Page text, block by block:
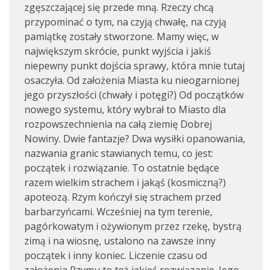
zgęszczającej się przede mną. Rzeczy chcą
przypominać o tym, na czyją chwałę, na czyją
pamiątkę zostały stworzone. Mamy więc, w
największym skrócie, punkt wyjścia i jakiś
niepewny punkt dojścia sprawy, która mnie tutaj
osaczyła. Od założenia Miasta ku nieogarnionej
jego przyszłości (chwały i potęgi?) Od początków
nowego systemu, który wybrał to Miasto dla
rozpowszechnienia na całą ziemię Dobrej
Nowiny. Dwie fantazje? Dwa wysiłki opanowania,
nazwania granic stawianych temu, co jest:
początek i rozwiązanie. To ostatnie będące
razem wielkim strachem i jakąś (kosmiczną?)
apoteozą. Rzym kończył się strachem przed
barbarzyńcami. Wcześniej na tym terenie,
pagórkowatym i ożywionym przez rzekę, bystrą
zimą i na wiosnę, ustalono na zawsze inny
początek i inny koniec. Liczenie czasu od